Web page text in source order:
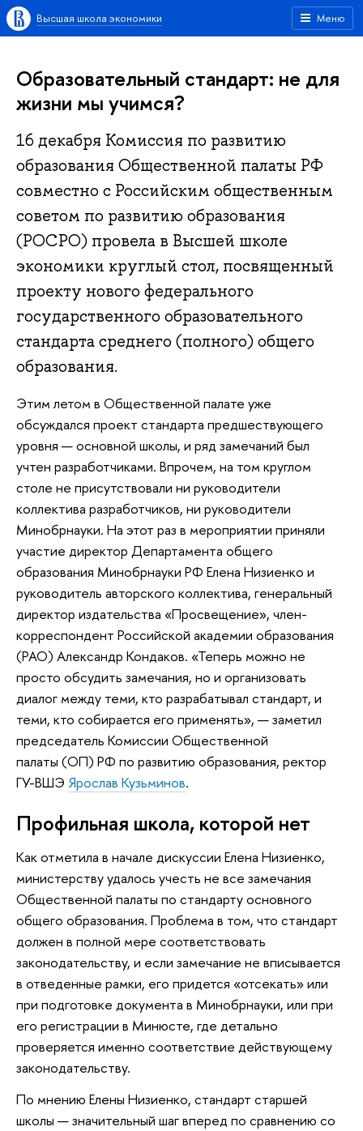
Меню
Высшая школа экономики
Образовательный стандарт: не для
жизни мы учимся?
16 декабря Комиссия по развитию
образования Общественной палаты РФ
совместно с Российским общественным
советом по развитию образования
(РОСРО) провела в Высшей школе
экономики круглый стол, посвященный
проекту нового федерального
государственного образовательного
стандарта среднего (полного) общего
образования.
Этим летом в Общественной палате уже
обсуждался проект стандарта предшествующего
уровня — основной школы, и ряд замечаний был
учтен разработчиками. Впрочем, на том круглом
столе не присутствовали ни руководители
коллектива разработчиков, ни руководители
Минобрнауки. На этот раз в мероприятии приняли
участие директор Департамента общего
образования Минобрнауки РФ Елена Низиенко и
руководитель авторского коллектива, генеральный
директор издательства «Просвещение», член-
корреспондент Российской академии образования
(РАО) Александр Кондаков. «Теперь можно не
просто обсудить замечания, но и организовать
диалог между теми, кто разрабатывал стандарт, и
теми, кто собирается его применять», — заметил
председатель Комиссии Общественной
палаты (ОП) РФ по развитию образования, ректор
ГУ-ВШЭ Ярослав Кузьминов.
Профильная школа, которой нет
Как отметила в начале дискуссии Елена Низиенко,
министерству удалось учесть не все замечания
Общественной палаты по стандарту основного
общего образования. Проблема в том, что стандарт
должен в полной мере соответствовать
законодательству, и если замечание не вписывается
в отведенные рамки, его придется «отсекать» или
при подготовке документа в Минобрнауки, или при
его регистрации в Минюсте, где детально
проверяется именно соответствие действующему
законодательству.
По мнению Елены Низиенко, стандарт старшей
школы — значительный шаг вперед по сравнению со